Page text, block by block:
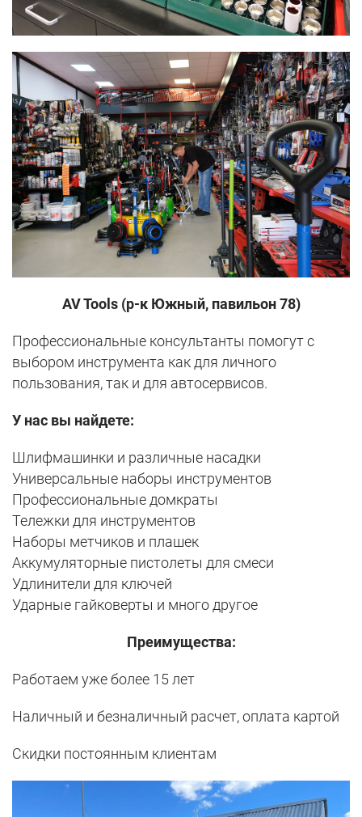
AV Tools (р-к Южный, павильон 78)
Профессиональные консультанты помогут с
выбором инструмента как для личного
пользования, так и для автосервисов.
У нас вы найдете:
Шлифмашинки и различные насадки
Универсальные наборы инструментов
Профессиональные домкраты
Тележки для инструментов
Наборы метчиков и плашек
Аккумуляторные пистолеты для смеси
Удлинители для ключей
Ударные гайковерты и много другое
Преимущества:
Работаем уже более 15 лет
Наличный и безналичный расчет, оплата картой
Скидки постоянным клиентам